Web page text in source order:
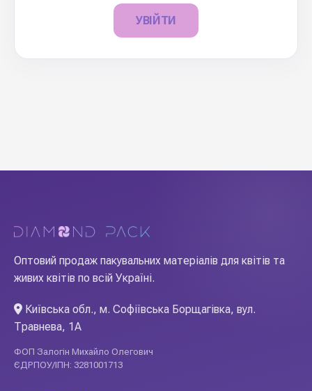
УВІЙТИ
Оптовий продаж пакувальних матеріалів для квітів та
живих квітів по всій Україні.
Київська обл., м. Софіївська Борщагівка, вул.
Травнева, 1А
ФОП Залогін Михайло Олегович
ЄДРПОУ/ІПН: 3281001713